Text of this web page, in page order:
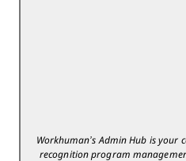
Workhuman’s Admin Hub is your
recognition program